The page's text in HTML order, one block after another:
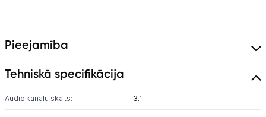
Pieejamība
Tehniskā specifikācija
Audio kanālu skaits: 3.1